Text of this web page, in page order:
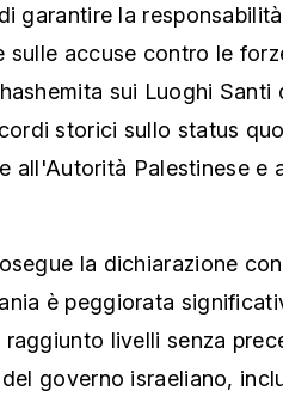
garantire la
sulle accuse contro le
sui Luoghi Santi
storici sullo status
all'Autorità Palestinese e
la dichiarazione
è peggiorata
livelli senza
governo israeliano,